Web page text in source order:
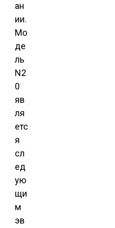
ан
ии.
Мо
де
ль
N2
0
яв
ля
етс
я
сл
ед
ую
щи
м
эв